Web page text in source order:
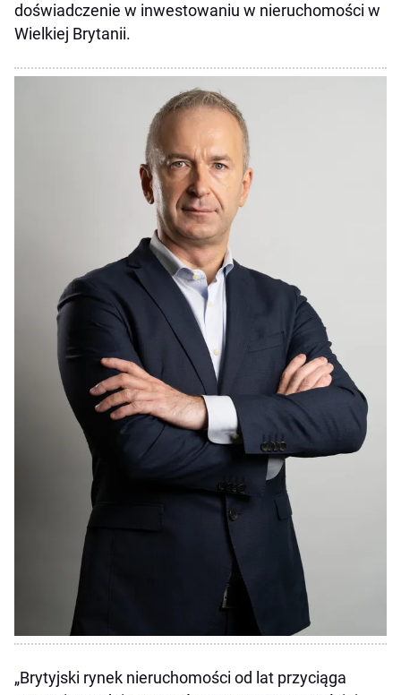
doświadczenie w inwestowaniu w nieruchomości w
Wielkiej Brytanii.
„Brytyjski rynek nieruchomości od lat przyciąga